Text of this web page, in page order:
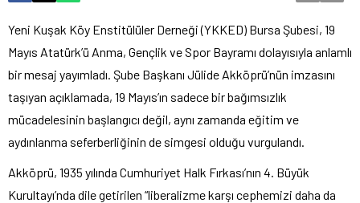
Yeni Kuşak Köy Enstitülüler Derneği (YKKED) Bursa Şubesi, 19
Mayıs Atatürk’ü Anma, Gençlik ve Spor Bayramı dolayısıyla anlamlı
bir mesaj yayımladı. Şube Başkanı Jülide Akköprü’nün imzasını
taşıyan açıklamada, 19 Mayıs’ın sadece bir bağımsızlık
mücadelesinin başlangıcı değil, aynı zamanda eğitim ve
aydınlanma seferberliğinin de simgesi olduğu vurgulandı.
Akköprü, 1935 yılında Cumhuriyet Halk Fırkası’nın 4. Büyük
Kurultayı’nda dile getirilen “liberalizme karşı cephemizi daha da